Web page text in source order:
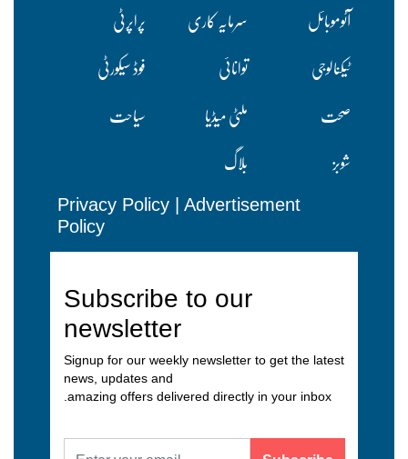
آٹوموبائل
سرمایہ کاری
پراپرٹی
ٹیکنالوجی
توانائی
فوڈ سیکورٹی
صحت
ملٹی میڈیا
سیاحت
شوبز
بلاگ
Privacy Policy
Advertisement
Policy
Subscribe to our
newsletter
Signup for our weekly newsletter to get the latest
news, updates and
amazing offers delivered directly in your inbox.